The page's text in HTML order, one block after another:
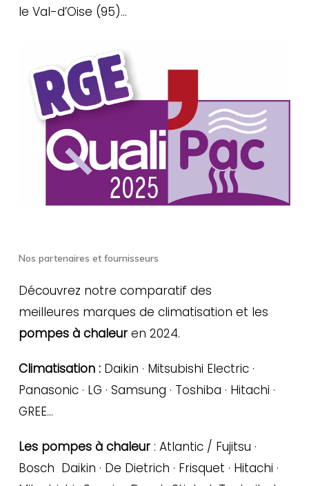
le Val-d’Oise (95)…
Nos partenaires et fournisseurs
Découvrez notre comparatif des
meilleures marques de climatisation et les
pompes à chaleur en 2024.
Climatisation :Daikin · Mitsubishi Electric ·
Panasonic · LG · Samsung · Toshiba · Hitachi ·
GREE…
Les pompes à chaleur: Atlantic / Fujitsu ·
Bosch Daikin · De Dietrich · Frisquet · Hitachi ·